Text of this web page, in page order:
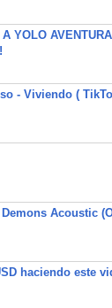
A YOLO
- Viviendo (
Acoustic
haciendo este